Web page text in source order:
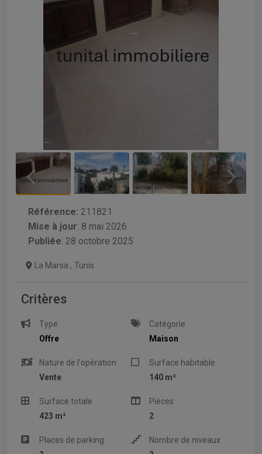
Référence: 211821
Mise à jour: 8 mai 2026
Publiée: 28 octobre 2025
La Marsa , Tunis
Critères
Type
Offre
Catégorie
Maison
Nature de l'opération
Vente
Surface habitable
140 m²
Surface totale
423 m²
Pièces
2
Places de parking
Nombre de niveaux